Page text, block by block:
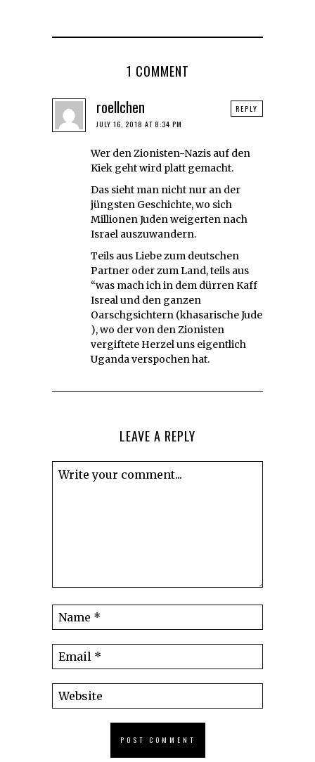
1 COMMENT
roellchen
JULY 16, 2018 AT 8:34 PM
Wer den Zionisten-Nazis auf den
Kiek geht wird platt gemacht.
Das sieht man nicht nur an der
jüngsten Geschichte, wo sich
Millionen Juden weigerten nach
Israel auszuwandern.
Teils aus Liebe zum deutschen
Partner oder zum Land, teils aus
“was mach ich in dem dürren Kaff
Isreal und den ganzen
Oarschgsichtern (khasarische Jude
), wo der von den Zionisten
vergiftete Herzel uns eigentlich
Uganda verspochen hat.
REPLY
LEAVE A REPLY